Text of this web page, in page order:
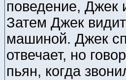
поведение, Джек
Затем Джек
машиной. Джек
отвечает, но
пьян, когда